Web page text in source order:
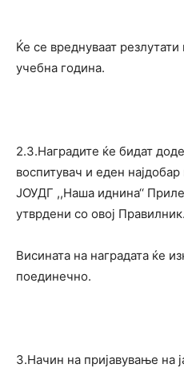
Ќе се вреднуваат
учебна година.
2.3.Наградите ќе бидат
воспитувач и еден
ЈОУДГ ,,Наша иднина‘‘
утврдени со овој Правилник.
Висината на наградата ќе
поединечно.
3.Начин на пријавување на